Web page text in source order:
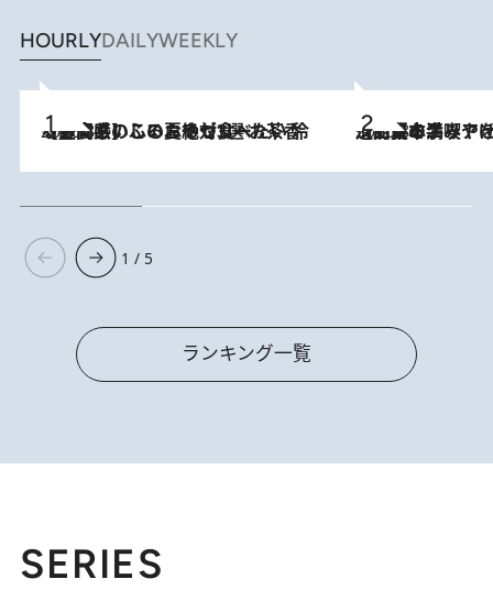
HOURLYDAILYWEEKLY
2026.8.5
【静岡県】この夏絶対食べたい 冷やしておいしいおやつ3選 お茶香る生食感のふるふるゼリー 2026.8.5
【西日本エリアを総まとめ】 47都道府県の手みやげ ひんやりスイーツで夏を満喫
1 / 5
ランキング一覧
SERIES